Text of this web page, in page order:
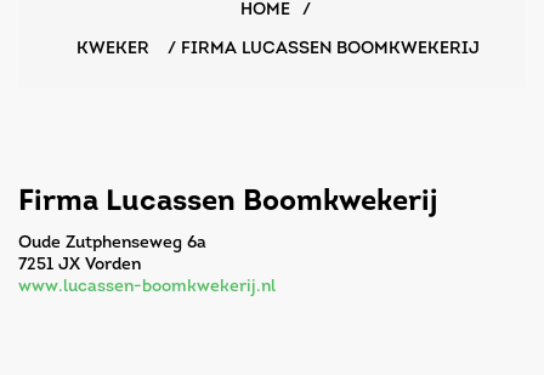
HOME /
KWEKER / FIRMA LUCASSEN BOOMKWEKERIJ
Firma Lucassen Boomkwekerij
Oude Zutphenseweg 6a
7251 JX Vorden
www.lucassen-boomkwekerij.nl